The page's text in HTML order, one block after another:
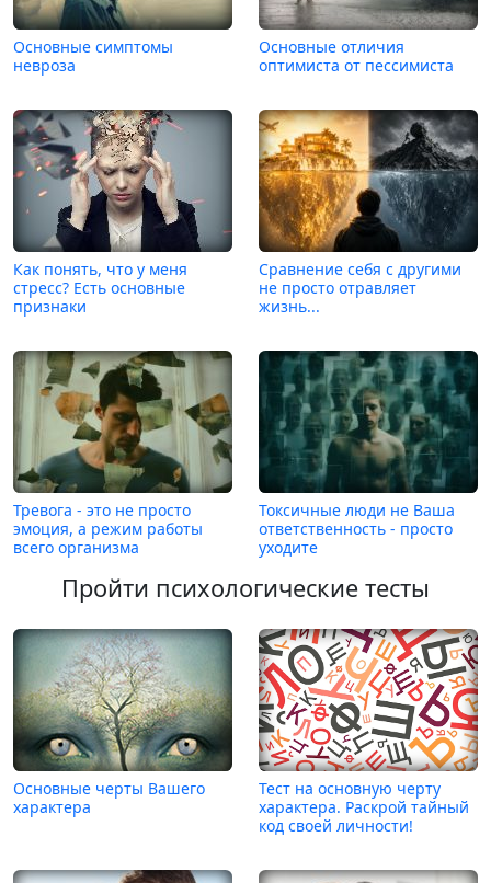
Основные симптомы
невроза
Основные отличия
оптимиста от пессимиста
Как понять, что у меня
стресс? Есть основные
признаки
Сравнение себя с другими
не просто отравляет
жизнь...
Тревога - это не просто
эмоция, а режим работы
всего организма
Токсичные люди не Ваша
ответственность - просто
уходите
Пройти психологические тесты
Основные черты Вашего
характера
Тест на основную черту
характера. Раскрой тайный
код своей личности!